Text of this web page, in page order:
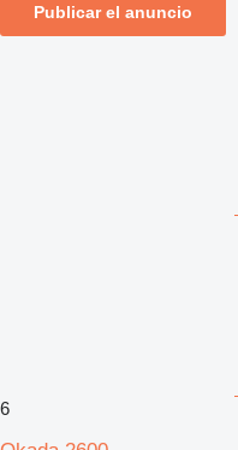
Publicar el anuncio
6